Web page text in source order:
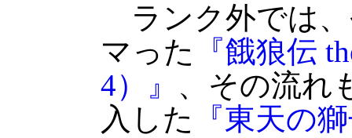
ランク外では
マった
『餓狼伝
4）』 、その流れ
入した
『東天の